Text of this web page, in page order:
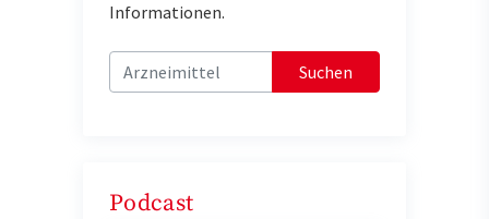
Informationen.
Suchen
Podcast